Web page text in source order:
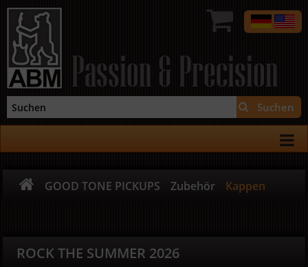
Passion & Precision
Suchen
GOOD TONE PICKUPS Zubehör Kappen
ROCK THE SUMMER 2026